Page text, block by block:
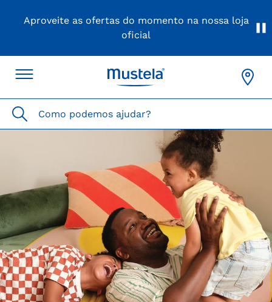
canais oficiais de venda Mustela clicando nesse
link
missing:
pt-
Como podemos ajudar?